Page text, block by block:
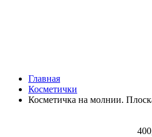
Главная
Косметички
Косметичка на молнии.